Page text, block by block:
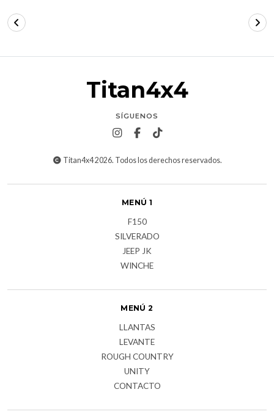
Titan4x4
SÍGUENOS
Titan4x4 2026. Todos los derechos reservados.
MENÚ 1
F150
SILVERADO
JEEP JK
WINCHE
MENÚ 2
LLANTAS
LEVANTE
ROUGH COUNTRY
UNITY
CONTACTO